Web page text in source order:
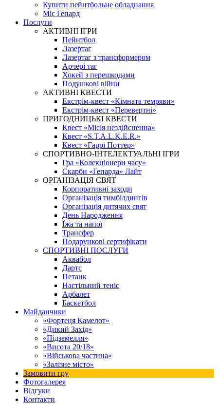
Купити пейнтбольне обладнання
Міс Гепард
Послуги
АКТИВНІ ІГРИ
Пейнтбол
Лазертаг
Лазертаг з трансформером
Арчері таг
Хокей з перешкодами
Подушкові війни
АКТИВНІ КВЕСТИ
Екстрім-квест «Кімната темряви»
Екстрім-квест «Перевертні»
ПРИГОДНИЦЬКІ КВЕСТИ
Квест «Місія нездійсненна»
Квест «S.T.A.L.K.E.R.»
Квест «Гаррі Поттер»
СПОРТИВНО-ІНТЕЛЕКТУАЛЬНІ ІГРИ
Гра «Колекціонери часу»
Скарби «Гепарда» Лайт
ОРГАНІЗАЦІЯ СВЯТ
Корпоративні заходи
Організація тимбілдингів
Організація дитячих свят
День Народження
Їжа та напої
Трансфер
Подарункові сертифікати
СПОРТИВНІ ПОСЛУГИ
Аквабол
Дартс
Петанк
Настільний теніс
Арбалет
Баскетбол
Майданчики
«Фортеця Камелот»
«Дикий Захід»
«Підземелля»
«Висота 20/18»
«Військова частина»
«Залізне місто»
Замовити гру
Фотогалерея
Відгуки
Контакти